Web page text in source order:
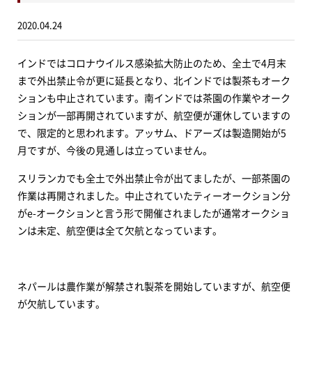
2020.04.24
インドではコロナウイルス感染拡大防止のため、全土で4月末
まで外出禁止令が更に延長となり、北インドでは製茶もオーク
ションも中止されています。南インドでは茶園の作業やオーク
ションが一部再開されていますが、航空便が運休していますの
で、限定的と思われます。アッサム、ドアーズは製造開始が5
月ですが、今後の見通しは立っていません。
スリランカでも全土で外出禁止令が出てましたが、一部茶園の
作業は再開されました。中止されていたティーオークション分
がe-オークションと言う形で開催されましたが通常オークショ
ンは未定、航空便は全て欠航となっています。
ネパールは農作業が解禁され製茶を開始していますが、航空便
が欠航しています。